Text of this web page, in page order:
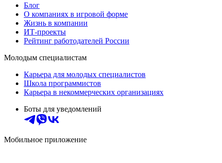
Блог
О компаниях в игровой форме
Жизнь в компании
ИТ-проекты
Рейтинг работодателей России
Молодым специалистам
Карьера для молодых специалистов
Школа программистов
Карьера в некоммерческих организациях
Боты для уведомлений
Мобильное приложение